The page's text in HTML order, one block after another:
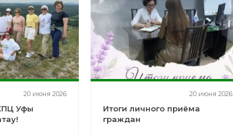
20 июня 2026
Уфы
20 июня 2026
Итоги личного приёма
граждан